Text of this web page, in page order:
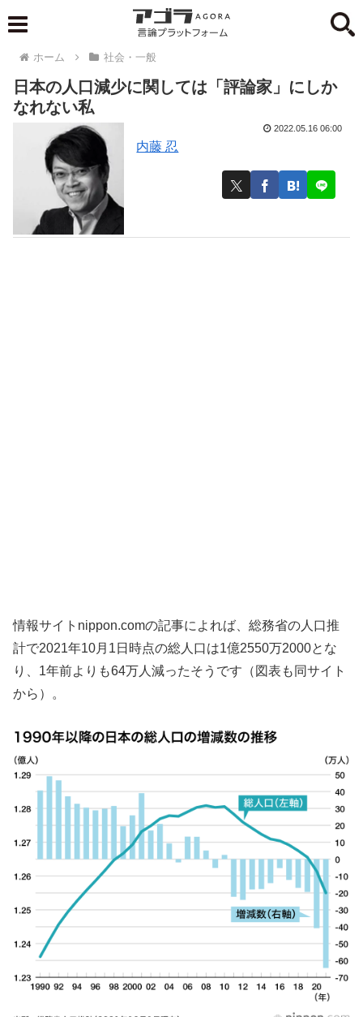
ホーム 社会・一般
日本の人口減少に関しては「評論家」にしか
なれない私
内藤 忍
2022.05.16 06:00
情報サイトnippon.comの記事によれば、総務省の人口推
計で2021年10月1日時点の総人口は1億2550万2000とな
り、1年前よりも64万人減ったそうです（図表も同サイト
から）。